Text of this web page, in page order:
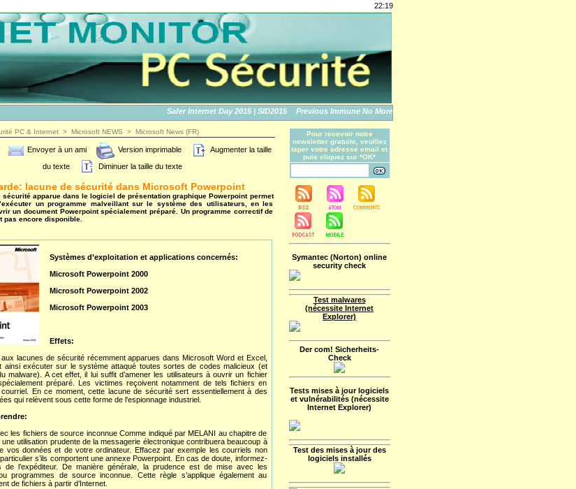
22:19
Safer Internet Day 2015 | SID2015 Previous Immune No More: An Apple Story
PC & Internet > Microsoft NEWS > Microsoft News (FR)
Envoyer à un ami Version imprimable
Augmenter la taille
du texte
Diminuer la taille du texte
lacune de sécurité dans Microsoft Powerpoint
sécurité apparue dans le logiciel de présentation graphique Powerpoint permet
un programme malveillant sur le système des utilisateurs, en les
un document Powerpoint spécialement préparé. Un programme correctif de
pas encore disponible.
Systèmes d’exploitation et applications concernés:
Microsoft Powerpoint 2000
Microsoft Powerpoint 2002
Microsoft Powerpoint 2003
Effets:
aux lacunes de sécurité récemment apparues dans Microsoft Word et Excel,
ainsi exécuter sur le système attaqué toutes sortes de codes malicieux (et
malware). A cet effet, il lui suffit d’amener les utilisateurs à ouvrir un fichier
préparé. Les victimes reçoivent notamment de tels fichiers en
courriel. En ce moment, cette lacune de sécurité sert essentiellement à des
qui relèvent sous cette forme de l'espionnage industriel.
les fichiers de source inconnue Comme indiqué par MELANI au chapitre de
une utilisation prudente de la messagerie électronique contribuera beaucoup à
vos données et de votre ordinateur. Effacez par exemple les courriels non
s’ils comportent une annexe Powerpoint. En cas de doute, informez-
de l’expéditeur. De manière générale, la prudence est de mise avec les
programmes de source inconnue. Cette règle s’applique également au
de fichiers à partir d’Internet.
Pour recevoir notre
newsletter gratuite, veuillez
taper votre adresse email et
puis cliquez sur *OK*
Symantec (Norton) online
security check
Test malwares
(nécessite Internet
Explorer)
Der com! Sicherheits-
Check
Tests mises à jour logiciels
et vulnérabilités (nécessite
Internet Explorer)
Test des mises à jour des
logiciels installés